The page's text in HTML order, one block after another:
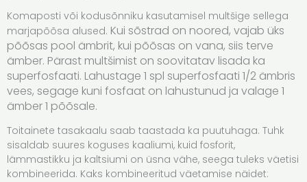
Komaposti või kodusõnniku kasutamisel multšige sellega
marjapõõsa alused. Kui sõstrad on noored, vajab üks
põõsas pool ämbrit, kui põõsas on vana, siis terve
ämber. Pärast multšimist on soovitatav lisada ka
superfosfaati. Lahustage 1 spl superfosfaati 1/2 ämbris
vees, segage kuni fosfaat on lahustunud ja valage 1
ämber 1 põõsale.
Toitainete tasakaalu saab taastada ka puutuhaga. Tuhk
sisaldab suures koguses kaaliumi, kuid fosforit,
lämmastikku ja kaltsiumi on üsna vähe, seega tuleks väetisi
kombineerida. Kaks kombineeritud väetamise näidet: